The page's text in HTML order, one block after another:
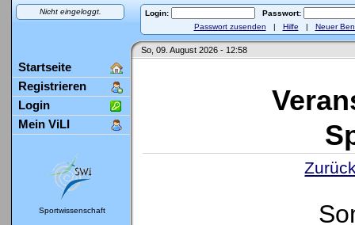
Nicht eingeloggt. Login:
Passwort:
Passwort zusenden | Hilfe | Neuer
So, 09. August 2026 - 12:58
Startseite
Registrieren
Login
Mein ViLI
Sportwissenschaft